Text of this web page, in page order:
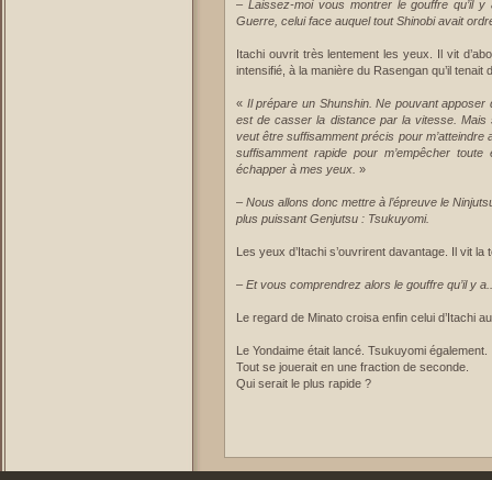
– Laissez-moi vous montrer le gouffre qu’il
Guerre, celui face auquel tout Shinobi avait
Itachi ouvrit très lentement les yeux. Il vit
intensifié, à la manière du Rasengan qu’il tenait
« Il prépare un Shunshin. Ne pouvant
est de casser la distance par la vitesse. Mais
veut être suffisamment précis pour
suffisamment rapide pour m’empêcher
échapper à mes yeux. »
–Nous allons donc mettre à l’épreuve le
plus puissant Genjutsu : Tsukuyomi.
Les yeux d’Itachi s’ouvrirent davantage. Il vit la
– Et vous comprendrez alors le gouffre qu’il y
Le regard de Minato croisa enfin celui d’Itachi
Le Yondaime était lancé. Tsukuyomi également.
Tout se jouerait en une fraction de seconde.
Qui serait le plus rapide ?